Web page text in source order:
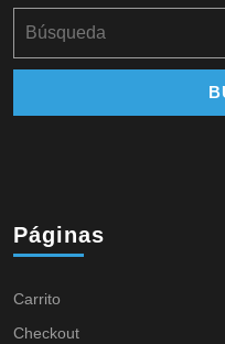
Páginas
Carrito
Checkout